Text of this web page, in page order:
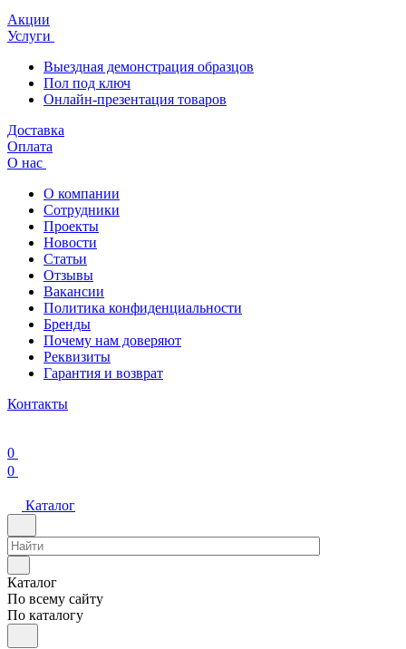
Акции
Услуги
Выездная демонстрация образцов
Пол под ключ
Онлайн-презентация товаров
Доставка
Оплата
О нас
О компании
Сотрудники
Проекты
Новости
Статьи
Отзывы
Вакансии
Политика конфиденциальности
Бренды
Почему нам доверяют
Реквизиты
Гарантия и возврат
Контакты
0
0
Каталог
Каталог
По всему сайту
По каталогу